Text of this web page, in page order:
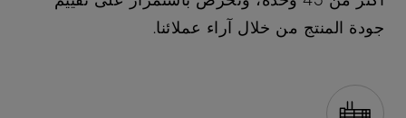
جودة المنتج من خلال آراء عملائنا.